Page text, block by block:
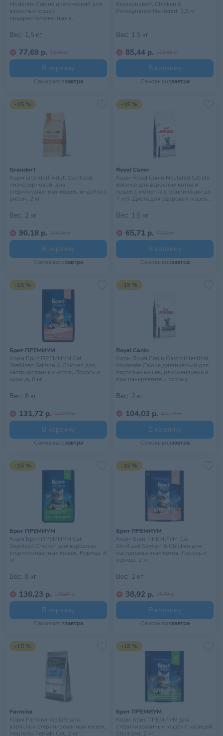
Moderate Calorie диетический для
взрослых кошек
предрасположенных к
Вес: 1,5 кг
77,69 р. 91,40 р.
В корзину
Самовывоззавтра
беззерновой, Chicken &
Pomegranate Neutered, 1,5 кг
Вес: 1,5 кг
85,44 р. 100,52 р.
В корзину
Самовывоззавтра
-15 %
Grandorf
Корм Grandorf Adult Sterilized,
низкозерновой, для
стерилизованных кошек, индейка с
рисом, 2 кг
Вес: 2 кг
90,18 р. 106,09 р.
В корзину
Самовывоззавтра
-15 %
Royal Canin
Корм Royal Canin Neutered Satiety
Balance для взрослых котов и
кошек с момента стерилизации до
7 лет. Диета для здоровых кошек,
Вес: 1,5 кг
65,71 р. 77,31 р.
В корзину
Самовывоззавтра
-15 %
Брит ПРЕМИУМ
Корм Брит ПРЕМИУМ Cat
Sterilized Salmon & Chicken для
кастрированных котов, Лосось и
курица, 8 кг
Вес: 8 кг
131,72 р. 154,97 р.
В корзину
Самовывоззавтра
-15 %
Royal Canin
Корм Royal Canin Gastrointestinal
Moderate Calorie диетический для
взрослых кошек, рекомендуемый
при панкреатите и острых
Ветеринарная диета, 2 кг
Вес: 2 кг
104,03 р. 122,39 р.
В корзину
Самовывоззавтра
-15 %
Брит ПРЕМИУМ
Корм Брит ПРЕМИУМ Cat
Sterilized Chicken для взрослых
стерилизованных кошек, Курица, 8
кг
Вес: 8 кг
136,23 р. 160,27 р.
В корзину
Самовывоззавтра
-15 %
Брит ПРЕМИУМ
Корм Брит ПРЕМИУМ Cat
Sterilized Salmon & Chicken для
кастрированных котов, Лосось и
курица, 2 кг
Вес: 2 кг
38,92 р. 45,79 р.
В корзину
Самовывоззавтра
-15 %
Farmina
Корм Farmina Vet Life для
взрослых стерилизованных кошек,
Neutered Female Cat, 2 кг
-15 %
Брит ПРЕМИУМ
Корм Брит ПРЕМИУМ для
стерилизованных кошек с курицей,
Sterilized, 2 кг